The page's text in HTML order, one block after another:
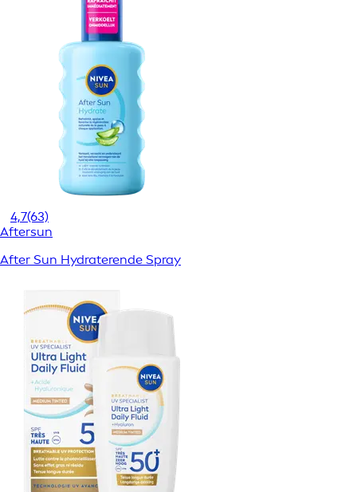
4,7(63)
Aftersun
After Sun Hydraterende Spray